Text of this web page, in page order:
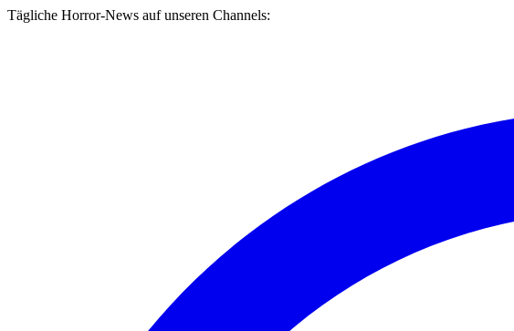
Tägliche Horror-News auf unseren Channels: